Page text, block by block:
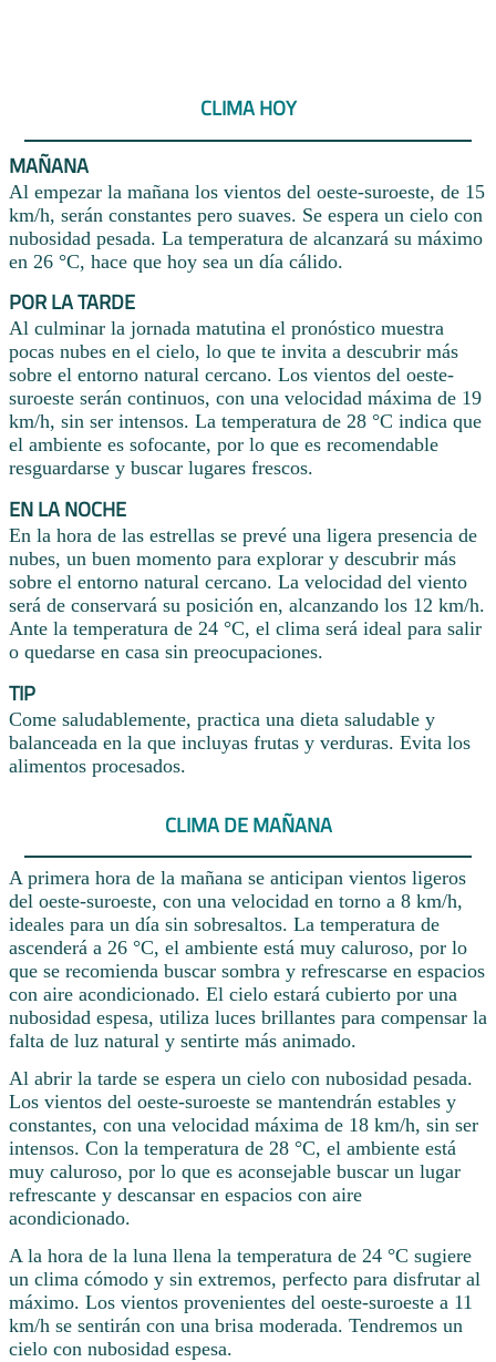
CLIMA HOY
MAÑANA
Al empezar la mañana los vientos del oeste-suroeste, de 15
km/h, serán constantes pero suaves. Se espera un cielo con
nubosidad pesada. La temperatura de alcanzará su máximo
en 26 °C, hace que hoy sea un día cálido.
POR LA TARDE
Al culminar la jornada matutina el pronóstico muestra
pocas nubes en el cielo, lo que te invita a descubrir más
sobre el entorno natural cercano. Los vientos del oeste-
suroeste serán continuos, con una velocidad máxima de 19
km/h, sin ser intensos. La temperatura de 28 °C indica que
el ambiente es sofocante, por lo que es recomendable
resguardarse y buscar lugares frescos.
EN LA NOCHE
En la hora de las estrellas se prevé una ligera presencia de
nubes, un buen momento para explorar y descubrir más
sobre el entorno natural cercano. La velocidad del viento
será de conservará su posición en, alcanzando los 12 km/h.
Ante la temperatura de 24 °C, el clima será ideal para salir
o quedarse en casa sin preocupaciones.
TIP
Come saludablemente, practica una dieta saludable y
balanceada en la que incluyas frutas y verduras. Evita los
alimentos procesados.
CLIMA DE MAÑANA
A primera hora de la mañana se anticipan vientos ligeros
del oeste-suroeste, con una velocidad en torno a 8 km/h,
ideales para un día sin sobresaltos. La temperatura de
ascenderá a 26 °C, el ambiente está muy caluroso, por lo
que se recomienda buscar sombra y refrescarse en espacios
con aire acondicionado. El cielo estará cubierto por una
nubosidad espesa, utiliza luces brillantes para compensar la
falta de luz natural y sentirte más animado.
Al abrir la tarde se espera un cielo con nubosidad pesada.
Los vientos del oeste-suroeste se mantendrán estables y
constantes, con una velocidad máxima de 18 km/h, sin ser
intensos. Con la temperatura de 28 °C, el ambiente está
muy caluroso, por lo que es aconsejable buscar un lugar
refrescante y descansar en espacios con aire
acondicionado.
A la hora de la luna llena la temperatura de 24 °C sugiere
un clima cómodo y sin extremos, perfecto para disfrutar al
máximo. Los vientos provenientes del oeste-suroeste a 11
km/h se sentirán con una brisa moderada. Tendremos un
cielo con nubosidad espesa.